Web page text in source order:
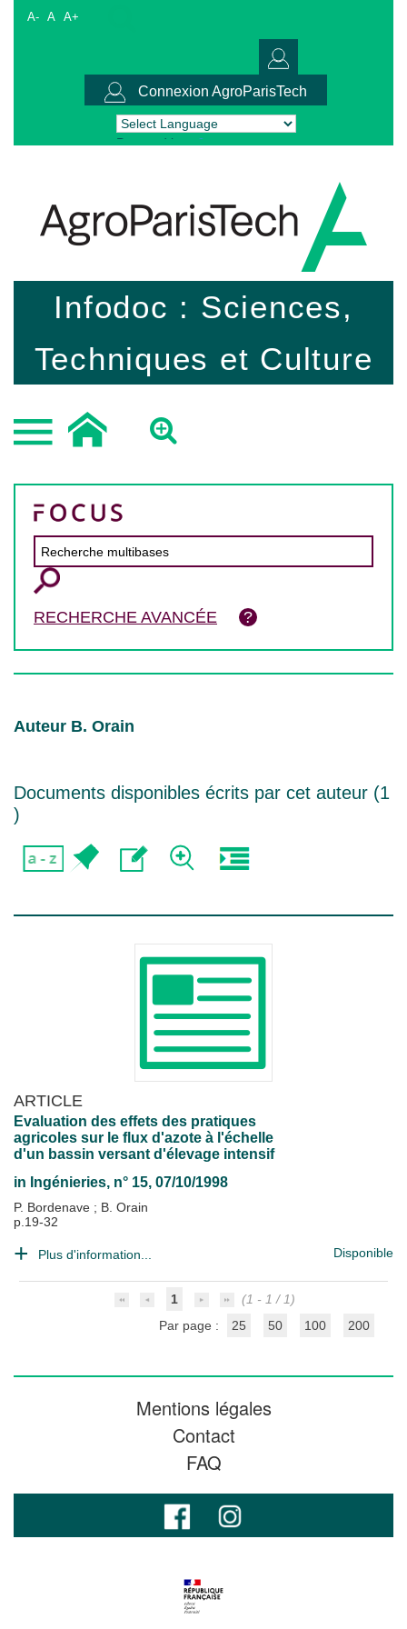
A- A A+
Connexion AgroParisTech
Powered by Translate
Infodoc : Sciences,
Techniques et Culture
RECHERCHE AVANCÉE
Auteur B. Orain
Documents disponibles écrits par cet auteur (1
)
ARTICLE
Evaluation des effets des pratiques
agricoles sur le flux d'azote à l'échelle
d'un bassin versant d'élevage intensif
in Ingénieries, n° 15, 07/10/1998
P. Bordenave ; B. Orain
p.19-32
Plus d'information... Disponible
1
(1 - 1 / 1)
Par page :
25 50 100 200
Mentions légales
Contact
FAQ